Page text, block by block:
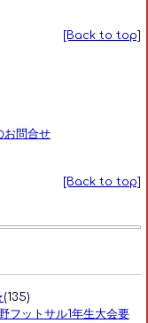
[Back to top]
お問合せ
[Back to top]
(135)
フットサル1年生大会要